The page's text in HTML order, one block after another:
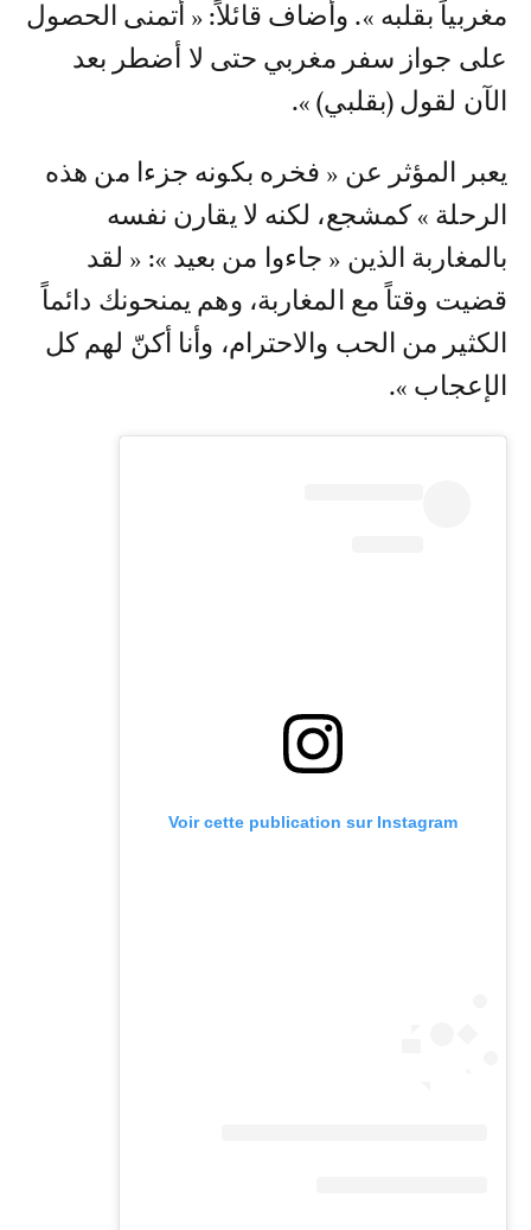
مغربياً بقلبه ». وأضاف قائلاً: « أتمنى الحصول
على جواز سفر مغربي حتى لا أضطر بعد
الآن لقول (بقلبي) ».
يعبر المؤثر عن « فخره بكونه جزءا من هذه
الرحلة » كمشجع، لكنه لا يقارن نفسه
بالمغاربة الذين « جاءوا من بعيد »: « لقد
قضيت وقتاً مع المغاربة، وهم يمنحونك دائماً
الكثير من الحب والاحترام، وأنا أكنّ لهم كل
الإعجاب ».
Voir cette publication sur Instagram